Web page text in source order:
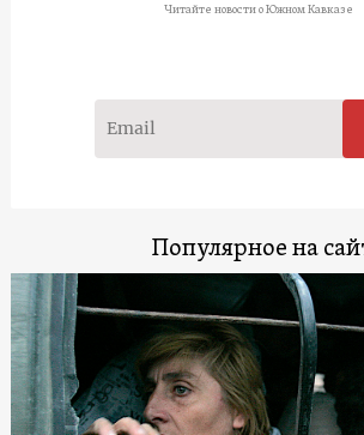
Читайте новости о Южном Кавказе
Популярное на